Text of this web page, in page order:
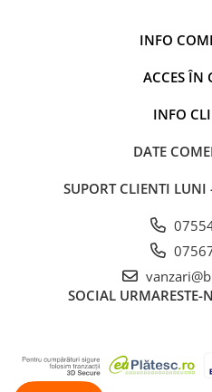
Solbancuri / Pervaze
Termosistem Decorativ
Accesorii Montaj
Glafuri
INFO
ACCES ÎN
INFO
DATE
SUPORT CLIENTI LUNI
SOCIAL URMARESTE-